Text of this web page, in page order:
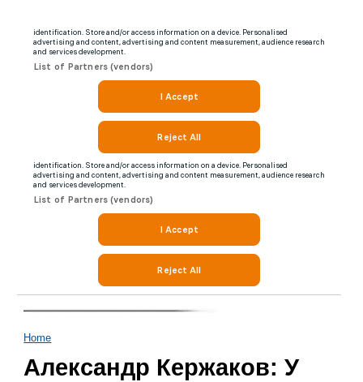
Home
Александр Кержаков: У